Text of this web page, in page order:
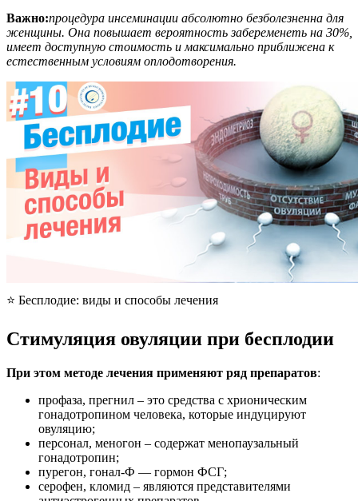
Важно:процедура инсеминации абсолютно безболезненна для
женщины. Она повышает вероятность забеременеть на 30%,
имеет доступную стоимость и максимально приближена к
естественным условиям оплодотворения.
⭐ Бесплодие: виды и способы лечения
Стимуляция овуляции при бесплодии
При этом методе лечения применяют ряд препаратов:
профаза, прегнил – это средства с хрионическим
гонадотропином человека, которые индуцируют
овуляцию;
персонал, меногон – содержат менопаузальный
гонадотропин;
пурегон, гонал-Ф — гормон ФСГ;
серофен, кломид – являются представителями